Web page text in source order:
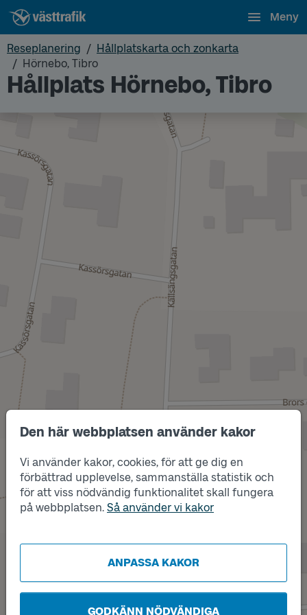
Den här webbplatsen använder kakor
Vi använder kakor, cookies, för att ge dig en
förbättrad upplevelse, sammanställa statistik och
för att viss nödvändig funktionalitet skall fungera
på webbplatsen. Så använder vi kakor
ANPASSA KAKOR
GODKÄNN NÖDVÄNDIGA
Meny
Reseplanering
Hållplatskarta och zonkarta
Hörnebo, Tibro
Hållplats Hörnebo, Tibro
Läge
A